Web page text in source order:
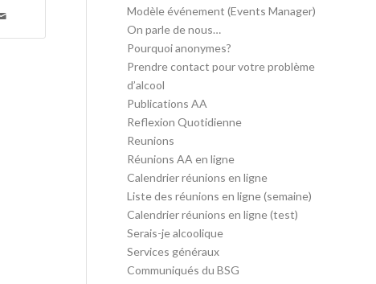
Modèle événement (Events Manager)
On parle de nous…
Pourquoi anonymes?
Prendre contact pour votre problème
d’alcool
Publications AA
Reflexion Quotidienne
Reunions
Réunions AA en ligne
Calendrier réunions en ligne
Liste des réunions en ligne (semaine)
Calendrier réunions en ligne (test)
Serais-je alcoolique
Services généraux
Communiqués du BSG